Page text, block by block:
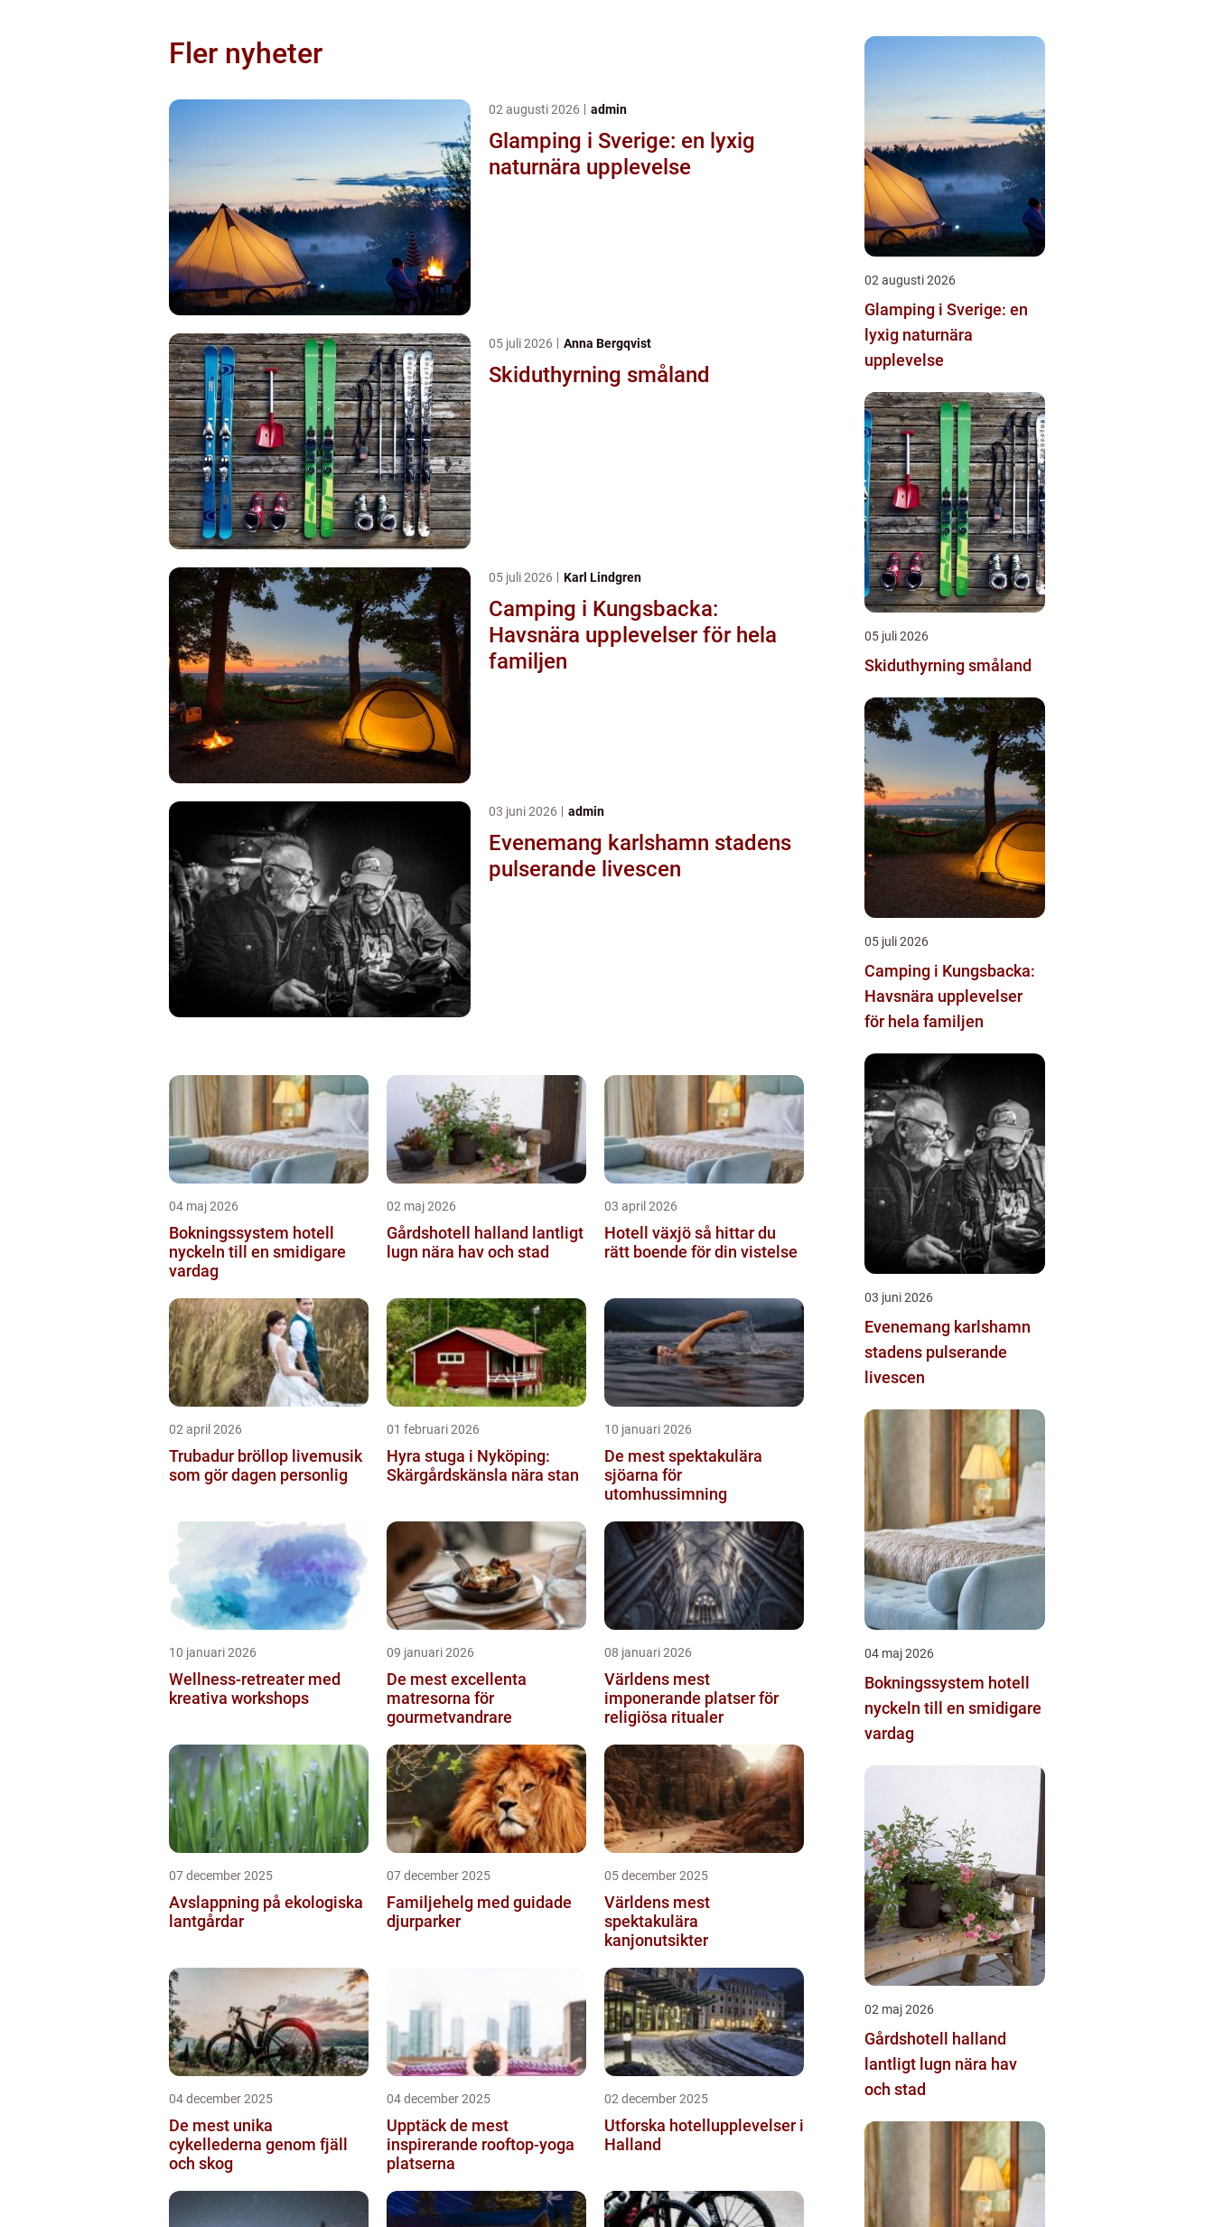
Fler nyheter
02 augusti 2026 admin
Glamping i Sverige: en lyxig
naturnära upplevelse
05 juli 2026 Anna Bergqvist
Skiduthyrning småland
05 juli 2026 Karl Lindgren
Camping i Kungsbacka:
Havsnära upplevelser för hela
familjen
03 juni 2026 admin
Evenemang karlshamn stadens
pulserande livescen
04 maj 2026
Bokningssystem hotell
nyckeln till en smidigare
vardag
02 maj 2026
Gårdshotell halland lantligt
lugn nära hav och stad
03 april 2026
Hotell växjö så hittar du
rätt boende för din vistelse
02 april 2026
Trubadur bröllop livemusik
som gör dagen personlig
01 februari 2026
Hyra stuga i Nyköping:
Skärgårdskänsla nära stan
10 januari 2026
De mest spektakulära
sjöarna för
utomhussimning
10 januari 2026
Wellness-retreater med
kreativa workshops
09 januari 2026
De mest excellenta
matresorna för
gourmetvandrare
08 januari 2026
Världens mest
imponerande platser för
religiösa ritualer
07 december 2025
Avslappning på ekologiska
lantgårdar
07 december 2025
Familjehelg med guidade
djurparker
05 december 2025
Världens mest
spektakulära
kanjonutsikter
04 december 2025
De mest unika
cykellederna genom fjäll
och skog
04 december 2025
Upptäck de mest
inspirerande rooftop-yoga
platserna
02 december 2025
Utforska hotellupplevelser i
Halland
02 augusti 2026
Glamping i Sverige: en
lyxig naturnära
upplevelse
05 juli 2026
Skiduthyrning småland
05 juli 2026
Camping i Kungsbacka:
Havsnära upplevelser
för hela familjen
03 juni 2026
Evenemang karlshamn
stadens pulserande
livescen
04 maj 2026
Bokningssystem hotell
nyckeln till en smidigare
vardag
02 maj 2026
Gårdshotell halland
lantligt lugn nära hav
och stad